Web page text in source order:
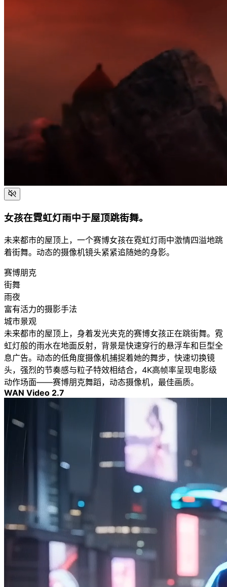
女孩在霓虹灯雨中于屋顶跳街舞。
未来都市的屋顶上，一个赛博女孩在霓虹灯雨中激情四溢地跳
着街舞。动态的摄像机镜头紧紧追随她的身影。
赛博朋克
街舞
雨夜
富有活力的摄影手法
城市景观
未来都市的屋顶上，身着发光夹克的赛博女孩正在跳街舞。霓
虹灯般的雨水在地面反射，背景是快速穿行的悬浮车和巨型全
息广告。动态的低角度摄像机捕捉着她的舞步，快速切换镜
头，强烈的节奏感与粒子特效相结合，4K高帧率呈现电影级
动作场面——赛博朋克舞蹈，动态摄像机，最佳画质。
WAN Video 2.7